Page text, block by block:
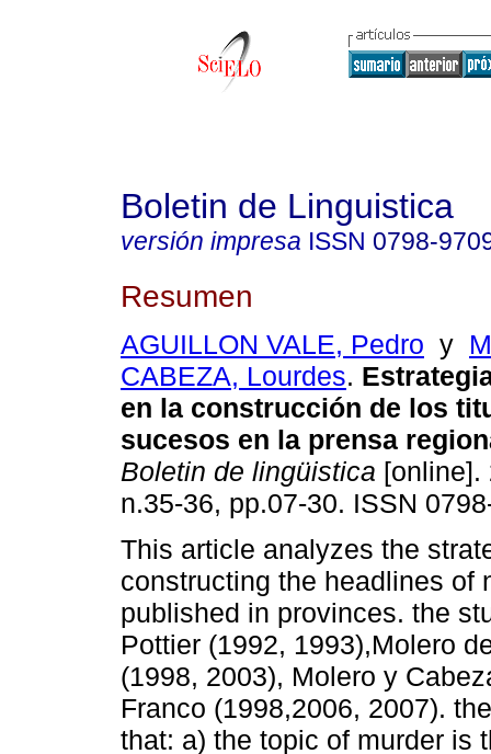
Boletin de Linguistica
versión impresa ISSN 0798-
Resumen
AGUILLON VALE, Pedro y
CABEZA, Lourdes.
en la construcción de los
sucesos en la prensa
Boletin de lingüistica [online].
n.35-36, pp.07-30. ISSN
This article analyzes the
constructing the headlines of
published in provinces. the
Pottier (1992, 1993),Molero
(1998, 2003), Molero y
Franco (1998,2006, 2007).
that: a) the topic of murder is